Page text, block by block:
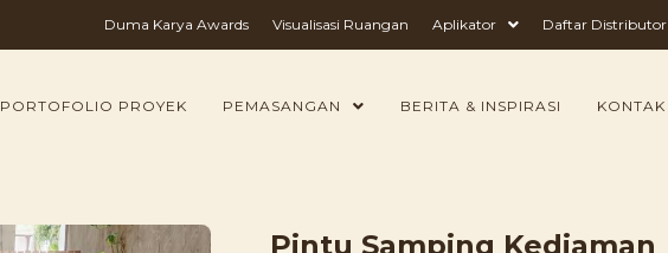
Duma Karya Awards Visualisasi Ruangan Aplikator Daftar Distributor
PORTOFOLIO PROYEK PEMASANGAN BERITA & INSPIRASI KONTAK
Pintu Samping Kediaman